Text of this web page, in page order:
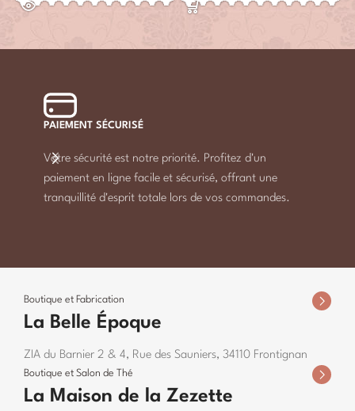
PAIEMENT SÉCURISÉ
Votre sécurité est notre priorité. Profitez d'un
paiement en ligne facile et sécurisé, offrant une
tranquillité d'esprit totale lors de vos commandes.
Boutique et Fabrication
La Belle Époque
ZIA du Barnier 2 & 4, Rue des Sauniers, 34110 Frontignan
Boutique et Salon de Thé
La Maison de la Zezette